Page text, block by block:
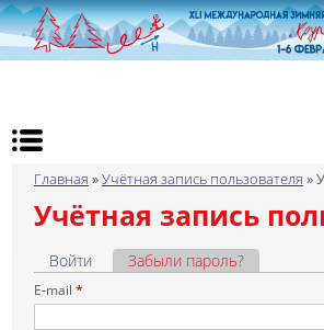
Вы здесь
Главная »Учётная запись пользователя »
Учётная запись
Главные вкладки
Войти Забыли пароль?(активная
E-mail *